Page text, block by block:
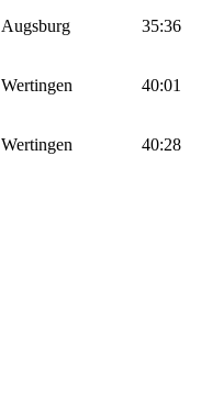
Augsburg 35:36
Wertingen 40:01
Wertingen 40:28